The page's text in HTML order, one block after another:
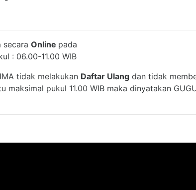
secara Online pada
: 06.00-11.00 WIB
tidak melakukan Daftar Ulang dan tidak
maksimal pukul 11.00 WIB maka dinyatakan